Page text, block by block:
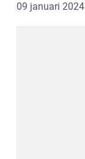
09 januari 2024